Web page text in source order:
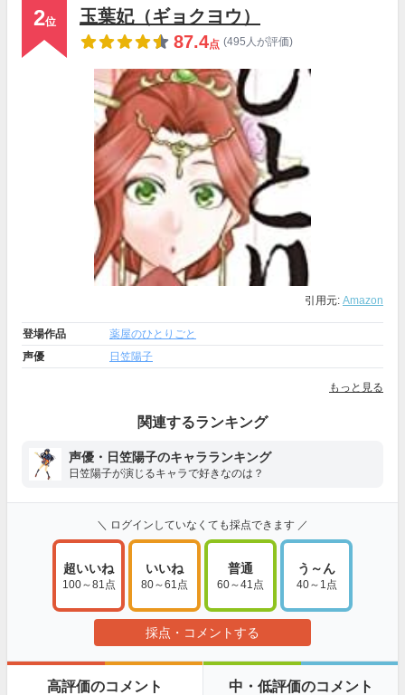
2位
玉葉妃（ギョクヨウ）
87.4点 (495人が評価)
引用元: Amazon
登場作品
薬屋のひとりごと
声優
日笠陽子
もっと見る
関連するランキング
声優・日笠陽子のキャラランキング
日笠陽子が演じるキャラで好きなのは？
＼ ログインしていなくても採点できます ／
超いいね
100～81点
いいね
80～61点
普通
60～41点
う～ん
40～1点
採点・コメントする
高評価のコメント 中・低評価のコメント